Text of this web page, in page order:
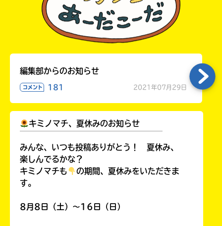
編集部からのお知らせ
コメント 181 2021年07月29日
キミノマチ、夏休みのお知らせ
みんな、いつも投稿ありがとう！ 夏休み、
楽しんでるかな？
キミノマチも
の期間、夏休みをいただきま
す。
8月8日（土）～16日（日）